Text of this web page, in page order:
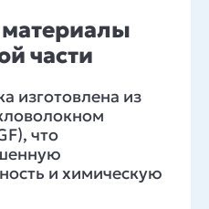
части
изготовлена из
что
и химическую